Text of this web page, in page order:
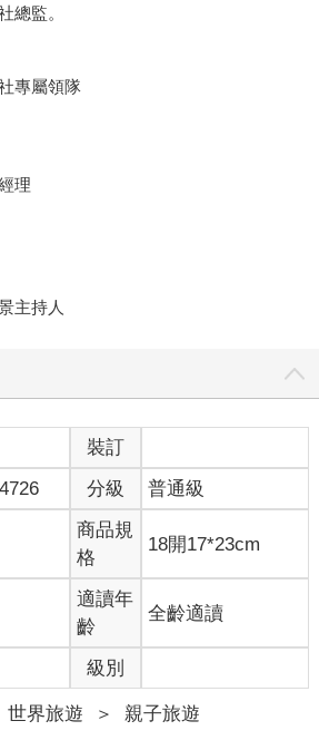
總監。
專屬領隊
理
主持人
裝訂
分級 普通級
商品規
格
18開17*23cm
適讀年
齡
全齡適讀
級別
世界旅遊 ＞ 親子旅遊